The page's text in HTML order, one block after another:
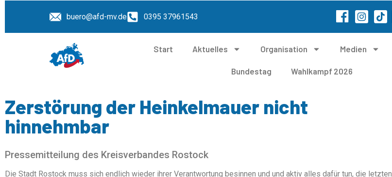
buero@afd-mv.de 0395 37961543
Start Aktuelles Organisation Medien
Bundestag Wahlkampf 2026
Zerstörung der Heinkelmauer nicht
hinnehmbar
Pressemitteilung des Kreisverbandes Rostock
Die Stadt Rostock muss sich endlich wieder ihrer Verantwortung besinnen und und aktiv alles dafür tun, die letzten